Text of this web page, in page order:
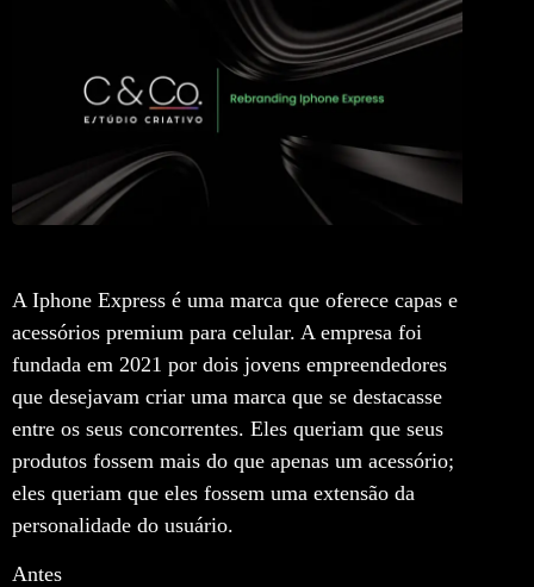
A Iphone Express é uma marca que oferece capas e
acessórios premium para celular. A empresa foi
fundada em 2021 por dois jovens empreendedores
que desejavam criar uma marca que se destacasse
entre os seus concorrentes. Eles queriam que seus
produtos fossem mais do que apenas um acessório;
eles queriam que eles fossem uma extensão da
personalidade do usuário.
Antes